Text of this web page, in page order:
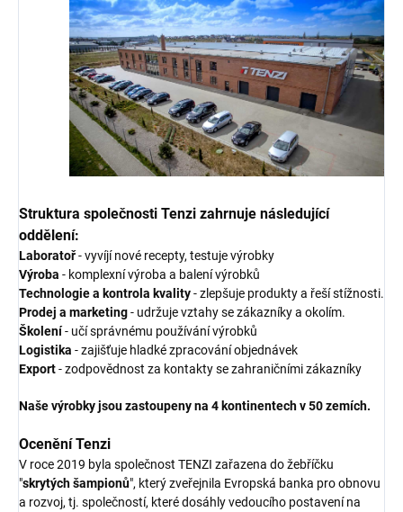
Struktura společnosti Tenzi zahrnuje následující
oddělení:
Laboratoř- vyvíjí nové recepty, testuje výrobky
Výroba - komplexní výroba a balení výrobků
Technologie a kontrola kvality- zlepšuje produkty a řeší stížnosti.
Prodej a marketing- udržuje vztahy se zákazníky a okolím.
Školení- učí správnému používání výrobků
Logistika - zajišťuje hladké zpracování objednávek
Export- zodpovědnost za kontakty se zahraničními zákazníky
Naše výrobky jsou zastoupeny na 4 kontinentech v 50 zemích.
Ocenění Tenzi
V roce 2019 byla společnost TENZI zařazena do žebříčku
"skrytých šampionů", který zveřejnila Evropská banka pro obnovu
a rozvoj, tj. společností, které dosáhly vedoucího postavení na